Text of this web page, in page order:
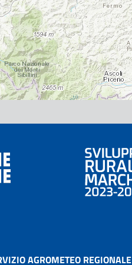
AGROMETEO REGIONALE